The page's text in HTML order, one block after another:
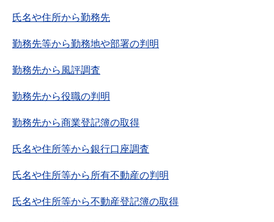
氏名や住所から勤務先
勤務先等から勤務地や部署の判明
勤務先から風評調査
勤務先から役職の判明
勤務先から商業登記簿の取得
氏名や住所等から銀行口座調査
氏名や住所等から所有不動産の判明
氏名や住所等から不動産登記簿の取得